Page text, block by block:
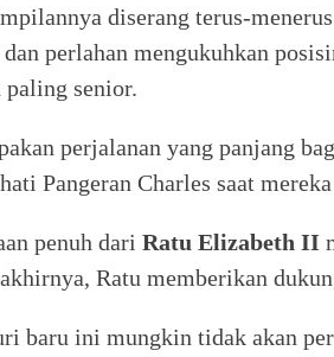
diserang terus-
perlahan mengukuhkan
paling senior.
perjalanan yang panjang
Pangeran Charles saat
penuh dari Ratu Elizabeth II
Ratu memberikan
baru ini mungkin tidak akan